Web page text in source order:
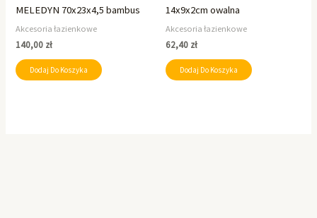
MELEDYN 70x23x4,5 bambus
Akcesoria łazienkowe
140,00 zł
Dodaj Do Koszyka
14x9x2cm owalna
Akcesoria łazienkowe
62,40 zł
Dodaj Do Koszyka